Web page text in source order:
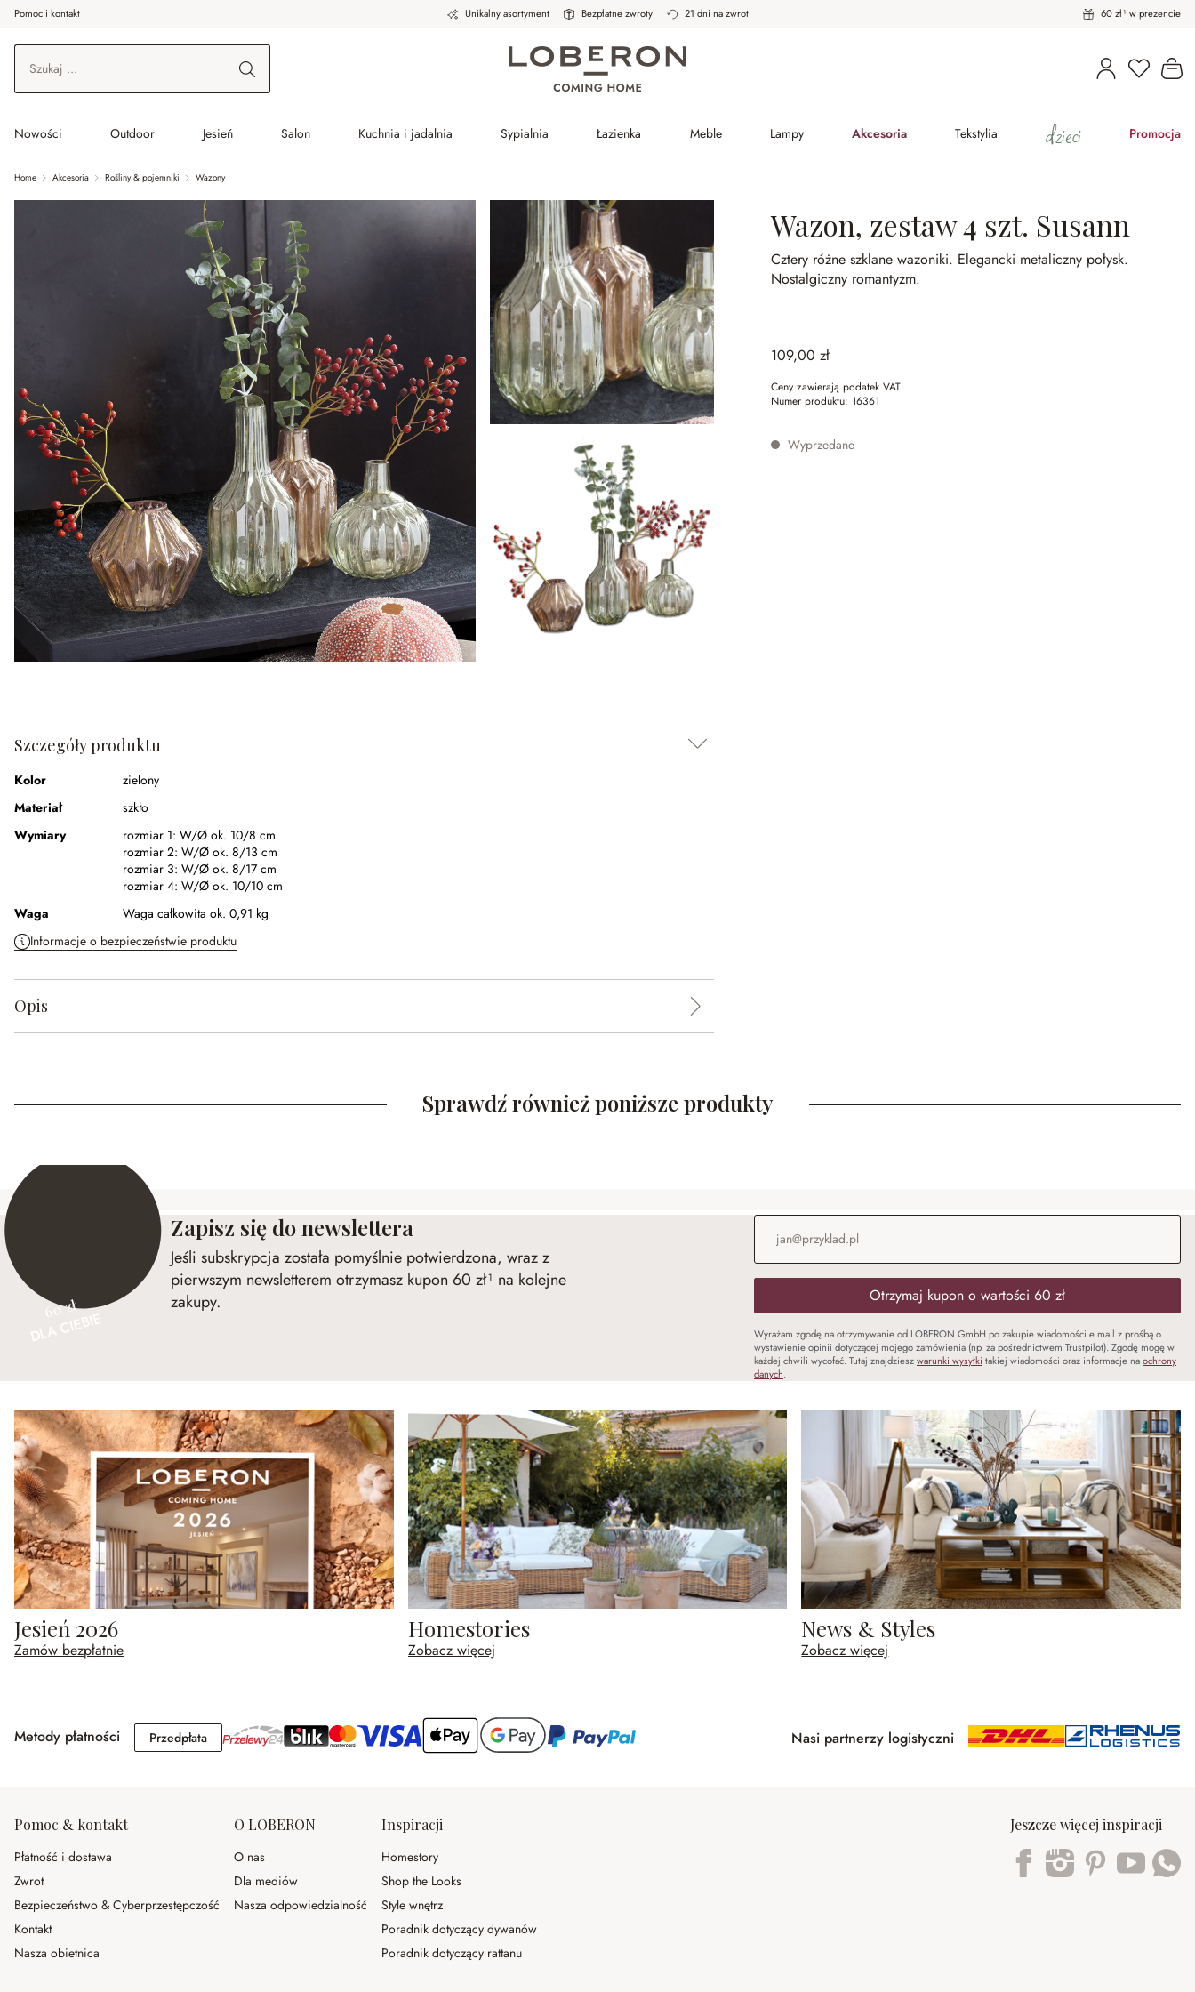
do wątku głównego
Przejdź do wyszukiwania
Przejdź do głównej nawigacji
Pomoc i kontakt Unikalny asortyment Bezpłatne zwroty 21 dni na zwrot 60 zł¹ w prezencie
Masz
Nowości Outdoor Jesień Salon Kuchnia i jadalnia Sypialnia Łazienka Meble Lampy Akcesoria Tekstylia dzieci Promocja
Home Akcesoria Rośliny & pojemniki Wazony
Wazon, zestaw 4 szt. Susann
Cztery różne szklane wazoniki. Elegancki metaliczny połysk.
Nostalgiczny romantyzm.
109,00 zł
Ceny zawierają podatek VAT
Numer produktu: 16361
Wyprzedane
Szczegóły produktu
Kolor
zielony
Materiał
szkło
Wymiary
rozmiar 1: W/Ø ok. 10/8 cm
rozmiar 2: W/Ø ok. 8/13 cm
rozmiar 3: W/Ø ok. 8/17 cm
rozmiar 4: W/Ø ok. 10/10 cm
Waga
Waga całkowita ok. 0,91 kg
Informacje o bezpieczeństwie produktu
Opis
Sprawdź również poniższe produkty
60 zł
Zapisz się do newslettera
Jeśli subskrypcja została pomyślnie potwierdzona, wraz z
pierwszym newsletterem otrzymasz kupon 60 zł¹ na kolejne
zakupy.
Adres e-mail
Otrzymaj kupon o wartości 60 zł
Wyrażam zgodę na otrzymywanie od LOBERON GmbH po zakupie wiadomości e mail z prośbą o
wystawienie opinii dotyczącej mojego zamówienia (np. za pośrednictwem Trustpilot). Zgodę mogę w
każdej chwili wycofać. Tutaj znajdzieszwarunki wysyłki takiej wiadomości oraz informacje naochrony
danych.
Jesień 2026
Zamów bezpłatnie
Homestories
Zobacz więcej
News & Styles
Zobacz więcej
Metody płatności PrzedpłataPrzedpłata Nasi partnerzy logistyczni
Pomoc & kontakt
Płatność i dostawa
Zwrot
Bezpieczeństwo & Cyberprzestępczość
Kontakt
Nasza obietnica
O LOBERON
O nas
Dla mediów
Nasza odpowiedzialność
Inspiracji
Homestory
Shop the Looks
Style wnętrz
Poradnik dotyczący dywanów
Poradnik dotyczący rattanu
Jeszcze więcej inspiracji